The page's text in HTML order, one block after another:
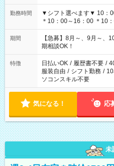
勤務時間
▼シフト選べます▼ 10：
＊10：00～16：00 ＊10
11：00～19：00 ＊12：
期間
【急募】8月～、9月～
期相談OK！
特徴 日払いOK / 履歴書不要 /
服装自由 / シフト勤務 /
ソコンスキル不要
気になる！ 応
未